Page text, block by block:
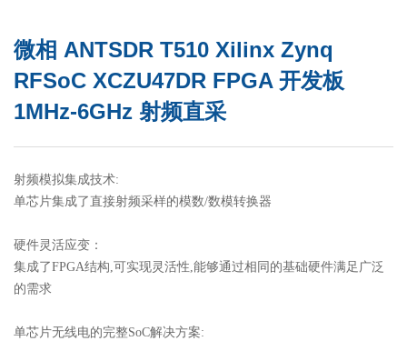
微相 ANTSDR T510 Xilinx Zynq
RFSoC XCZU47DR FPGA 开发板
1MHz-6GHz 射频直采
射频模拟集成技术:
单芯片集成了直接射频采样的模数/数模转换器
硬件灵活应变：
集成了FPGA结构,可实现灵活性,能够通过相同的基础硬件满足广泛
的需求
单芯片无线电的完整SoC解决方案: